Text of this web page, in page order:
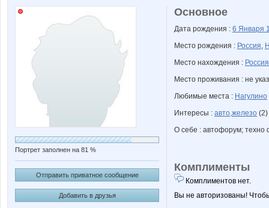
Портрет заполнен на 81 %
Отправить приватное сообщение
Добавить в друзья
Основное
Дата рождения : 6 Января
Место рождения : Россия,
Место нахождения : Россия
Место проживания : не
Любимые места : Нагулино
Интересы : авто,железо (2)
О себе : автофорум; техно
Комплименты
Комплиментов нет.
Вы не авторизованы!